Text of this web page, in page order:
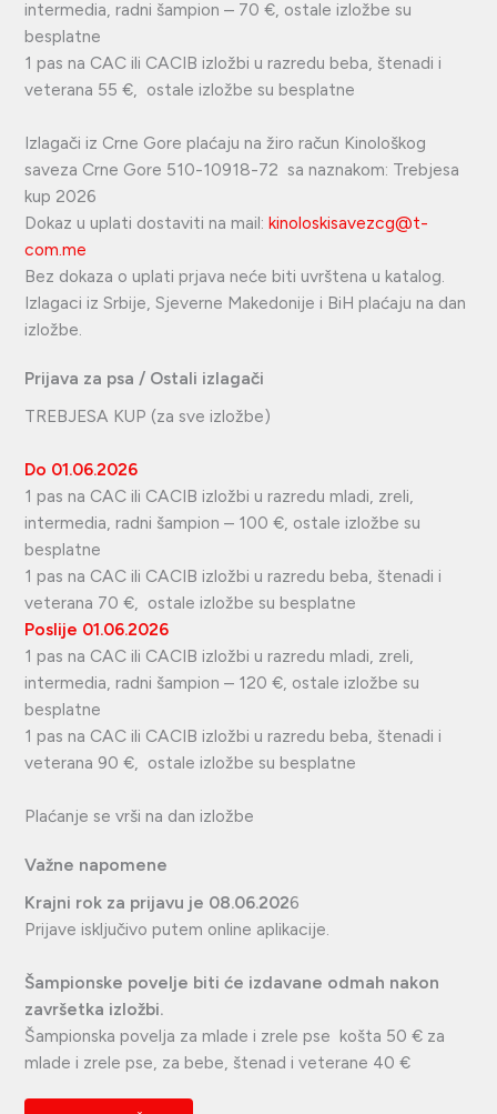
intermedia, radni šampion – 70 €, ostale izložbe su
besplatne
1 pas na CAC ili CACIB izložbi u razredu beba, štenadi i
veterana 55 €, ostale izložbe su besplatne
Izlagači iz Crne Gore plaćaju na žiro račun Kinološkog
saveza Crne Gore 510-10918-72 sa naznakom: Trebjesa
kup 2026
Dokaz u uplati dostaviti na mail: kinoloskisavezcg@t-
com.me
Bez dokaza o uplati prjava neće biti uvrštena u katalog.
Izlagaci iz Srbije, Sjeverne Makedonije i BiH plaćaju na dan
izložbe.
Prijava za psa / Ostali izlagači
TREBJESA KUP (za sve izložbe)
Do 01.06.2026
1 pas na CAC ili CACIB izložbi u razredu mladi, zreli,
intermedia, radni šampion – 100 €, ostale izložbe su
besplatne
1 pas na CAC ili CACIB izložbi u razredu beba, štenadi i
veterana 70 €, ostale izložbe su besplatne
Poslije 01.06.2026
1 pas na CAC ili CACIB izložbi u razredu mladi, zreli,
intermedia, radni šampion – 120 €, ostale izložbe su
besplatne
1 pas na CAC ili CACIB izložbi u razredu beba, štenadi i
veterana 90 €, ostale izložbe su besplatne
Plaćanje se vrši na dan izložbe
Važne napomene
Krajni rok za prijavu je 08.06.2026
Prijave isključivo putem online aplikacije.
Šampionske povelje biti će izdavane odmah nakon
završetka izložbi.
Šampionska povelja za mlade i zrele pse košta 50 € za
mlade i zrele pse, za bebe, štenad i veterane 40 €